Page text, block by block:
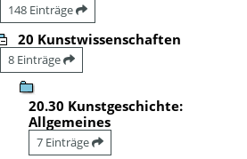
148 Einträge
20 Kunstwissenschaften
8 Einträge
20.30 Kunstgeschichte:
Allgemeines
7 Einträge